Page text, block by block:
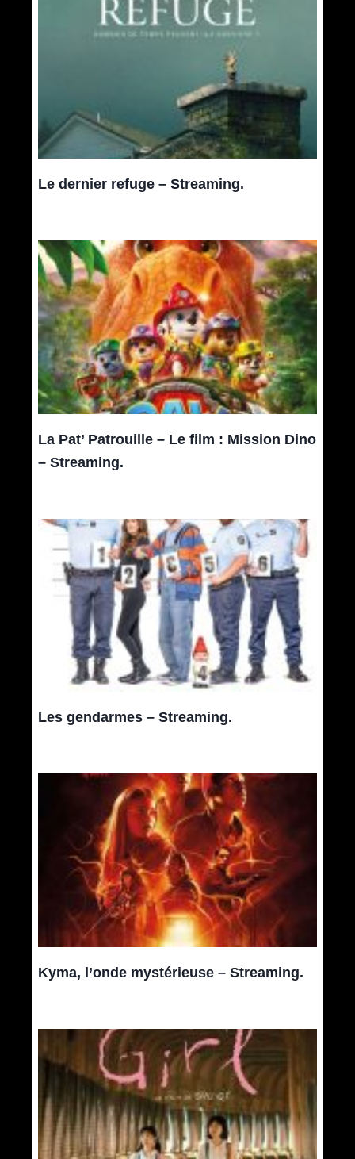
Le dernier refuge – Streaming.
La Pat’ Patrouille – Le film : Mission Dino
– Streaming.
Les gendarmes – Streaming.
Kyma, l’onde mystérieuse – Streaming.